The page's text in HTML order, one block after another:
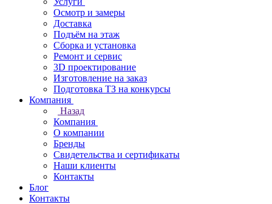
Осмотр и замеры
Доставка
Подъём на этаж
Сборка и установка
Ремонт и сервис
3D проектирование
Изготовление на заказ
Подготовка ТЗ на конкурсы
Компания
Назад
Компания
О компании
Бренды
Свидетельства и сертификаты
Наши клиенты
Контакты
Блог
Контакты